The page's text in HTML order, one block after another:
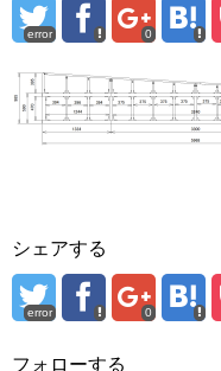
error 0
シェアする
error 0
フォローする